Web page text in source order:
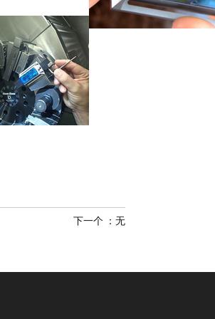
下一个 ：无